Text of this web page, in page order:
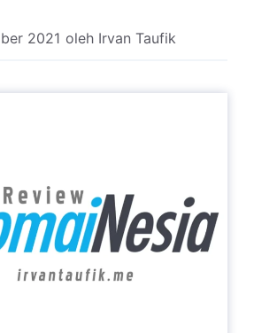
2021 oleh Irvan Taufik